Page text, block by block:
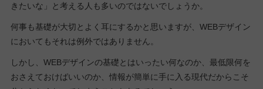
きたいな」と考える人も多いのではないでしょうか。
何事も基礎が大切とよく耳にするかと思いますが、WEBデザイン
においてもそれは例外ではありません。
しかし、WEBデザインの基礎とはいったい何なのか、最低限何を
おさえておけばいいのか、情報が簡単に手に入る現代だからこそ